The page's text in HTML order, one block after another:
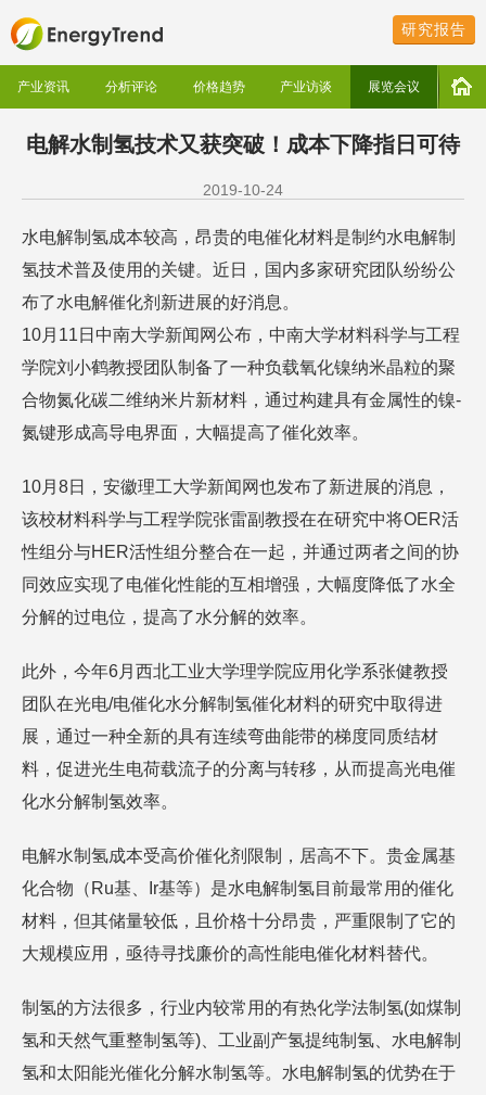
研究报告
产业资讯 分析评论 价格趋势 产业访谈 展览会议
电解水制氢技术又获突破！成本下降指日可待
2019-10-24
水电解制氢成本较高，昂贵的电催化材料是制约水电解制
氢技术普及使用的关键。近日，国内多家研究团队纷纷公
布了水电解催化剂新进展的好消息。
10月11日中南大学新闻网公布，中南大学材料科学与工程
学院刘小鹤教授团队制备了一种负载氧化镍纳米晶粒的聚
合物氮化碳二维纳米片新材料，通过构建具有金属性的镍-
氮键形成高导电界面，大幅提高了催化效率。
10月8日，安徽理工大学新闻网也发布了新进展的消息，
该校材料科学与工程学院张雷副教授在在研究中将OER活
性组分与HER活性组分整合在一起，并通过两者之间的协
同效应实现了电催化性能的互相增强，大幅度降低了水全
分解的过电位，提高了水分解的效率。
此外，今年6月西北工业大学理学院应用化学系张健教授
团队在光电/电催化水分解制氢催化材料的研究中取得进
展，通过一种全新的具有连续弯曲能带的梯度同质结材
料，促进光生电荷载流子的分离与转移，从而提高光电催
化水分解制氢效率。
电解水制氢成本受高价催化剂限制，居高不下。贵金属基
化合物（Ru基、Ir基等）是水电解制氢目前最常用的催化
材料，但其储量较低，且价格十分昂贵，严重限制了它的
大规模应用，亟待寻找廉价的高性能电催化材料替代。
制氢的方法很多，行业内较常用的有热化学法制氢(如煤制
氢和天然气重整制氢等)、工业副产氢提纯制氢、水电解制
氢和太阳能光催化分解水制氢等。水电解制氢的优势在于